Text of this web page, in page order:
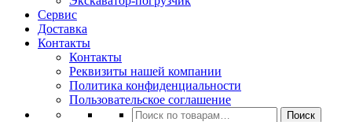
Сервис
Доставка
Контакты
Контакты
Реквизиты нашей компании
Политика конфиденциальности
Пользовательское соглашение
Искать:
Поиск